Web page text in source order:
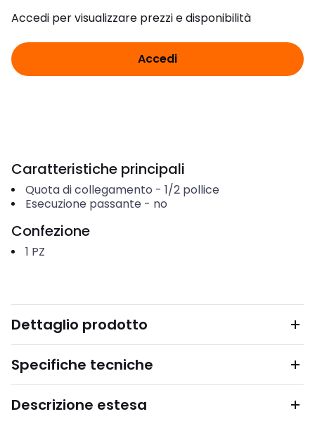
Accedi per visualizzare prezzi e disponibilità
Accedi
Caratteristiche principali
Quota di collegamento - 1/2 pollice
Esecuzione passante - no
Confezione
1 PZ
Dettaglio prodotto
Specifiche tecniche
Descrizione estesa